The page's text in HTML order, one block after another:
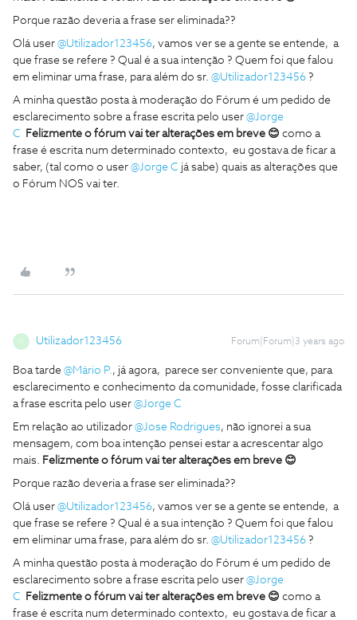
Porque razão deveria a frase ser eliminada??
Olá user @Utilizador123456, vamos ver se a gente se entende, a
que frase se refere ? Qual é a sua intenção ? Quem foi que falou
em eliminar uma frase, para além do sr. @Utilizador123456 ?
A minha questão posta à moderação do Fórum é um pedido de
esclarecimento sobre a frase escrita pelo user @Jorge
C
Felizmente o fórum vai ter alterações em breve 😊 como a
frase é escrita num determinado contexto, eu gostava de ficar a
saber, (tal como o user @Jorge C já sabe) quais as alterações que
o Fórum NOS vai ter.
Utilizador123456 Forum|Forum|3 years ago
Boa tarde @Mário P., já agora, parece ser conveniente que, para
esclarecimento e conhecimento da comunidade, fosse clarificada
a frase escrita pelo user @Jorge C
Em relação ao utilizador @Jose Rodrigues, não ignorei a sua
mensagem, com boa intenção pensei estar a acrescentar algo
mais. Felizmente o fórum vai ter alterações em breve 😊
Porque razão deveria a frase ser eliminada??
Olá user @Utilizador123456, vamos ver se a gente se entende, a
que frase se refere ? Qual é a sua intenção ? Quem foi que falou
em eliminar uma frase, para além do sr. @Utilizador123456 ?
A minha questão posta à moderação do Fórum é um pedido de
esclarecimento sobre a frase escrita pelo user @Jorge
C
Felizmente o fórum vai ter alterações em breve 😊 como a
frase é escrita num determinado contexto, eu gostava de ficar a